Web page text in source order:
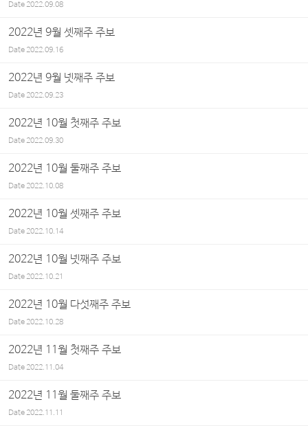
Date2022.09.08
2022년 9월 셋째주 주보
Date2022.09.16
2022년 9월 넷째주 주보
Date2022.09.23
2022년 10월 첫째주 주보
Date2022.09.30
2022년 10월 둘째주 주보
Date2022.10.08
2022년 10월 셋째주 주보
Date2022.10.14
2022년 10월 넷째주 주보
Date2022.10.21
2022년 10월 다섯째주 주보
Date2022.10.28
2022년 11월 첫째주 주보
Date2022.11.04
2022년 11월 둘째주 주보
Date2022.11.11